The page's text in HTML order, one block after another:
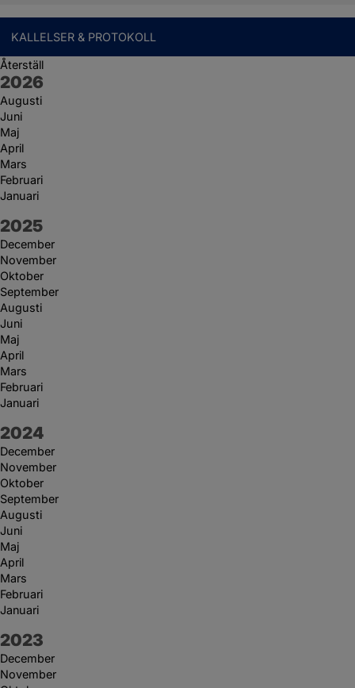
KALLELSER & PROTOKOLL
Återställ
År:
2026
Augusti
Juni
Maj
April
Mars
Februari
Januari
År:
2025
December
November
Oktober
September
Augusti
Juni
Maj
April
Mars
Februari
Januari
År:
2024
December
November
Oktober
September
Augusti
Juni
Maj
April
Mars
Februari
Januari
År:
2023
December
November